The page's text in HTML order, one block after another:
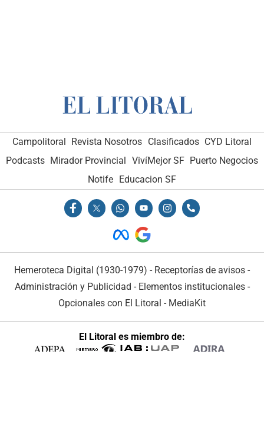
Campolitoral Revista Nosotros Clasificados CYD Litoral
Podcasts Mirador Provincial VivíMejor SF Puerto Negocios
Notife Educacion SF
Hemeroteca Digital (1930-1979) - Receptorías de avisos -
Administración y Publicidad - Elementos institucionales-
Opcionales con El Litoral - MediaKit
El Litoral es miembro de: